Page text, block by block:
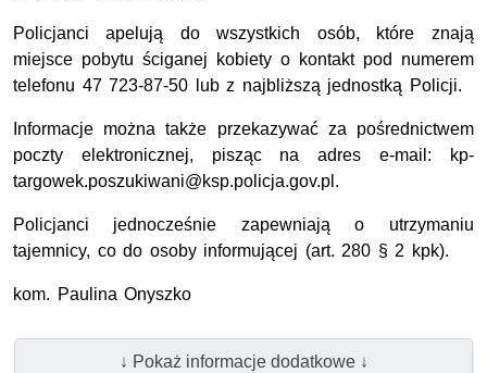
Policjanci apelują do wszystkich osób, które znają
miejsce pobytu ściganej kobiety o kontakt pod numerem
telefonu 47 723-87-50 lub z najbliższą jednostką Policji.
Informacje można także przekazywać za pośrednictwem
poczty elektronicznej, pisząc na adres e-mail: kp-
targowek.poszukiwani@ksp.policja.gov.pl.
Policjanci jednocześnie zapewniają o utrzymaniu
tajemnicy, co do osoby informującej (art. 280 § 2 kpk).
kom. Paulina Onyszko
↓ Pokaż informacje dodatkowe ↓